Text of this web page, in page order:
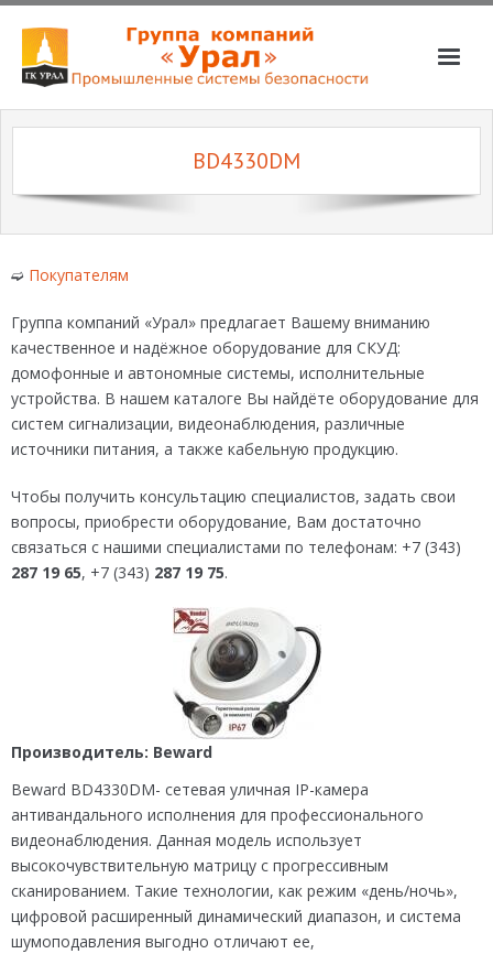
О компании
📞📧
BD4330DM
➫ Покупателям
Группа компаний «Урал» предлагает Вашему вниманию
качественное и надёжное оборудование для СКУД:
домофонные и автономные системы, исполнительные
устройства. В нашем каталоге Вы найдёте оборудование для
систем сигнализации, видеонаблюдения, различные
источники питания, а также кабельную продукцию.
Чтобы получить консультацию специалистов, задать свои
вопросы, приобрести оборудование, Вам достаточно
связаться с нашими специалистами по телефонам: +7 (343)
287 19 65, +7 (343) 287 19 75.
Производитель: Beward
Beward BD4330DM- сетевая уличная IP-камера
антивандального исполнения для профессионального
видеонаблюдения. Данная модель использует
высокочувствительную матрицу с прогрессивным
сканированием. Такие технологии, как режим «день/ночь»,
цифровой расширенный динамический диапазон, и система
шумоподавления выгодно отличают ее,